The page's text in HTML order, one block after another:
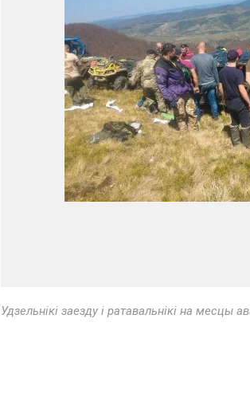
Удзельнікі заезду і ратавальнікі на месцы